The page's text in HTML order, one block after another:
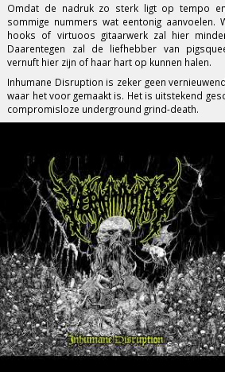
Omdat de nadruk zo sterk ligt op tempo en
sommige nummers wat eentonig aanvoelen.
hooks of virtuoos gitaarwerk zal hier
Daarentegen zal de liefhebber van
vernuft hier zijn of haar hart op kunnen halen.
Inhumane Disruption is zeker geen
waar het voor gemaakt is. Het is uitstekend
compromisloze underground grind-death.